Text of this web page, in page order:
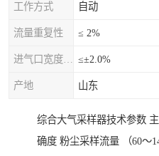
工作方式 自动
流量重复性 ≤ 2%
≤±2.0%
产地 山东
综合大气采样器技术参数
确度 粉尘采样流量 （60～